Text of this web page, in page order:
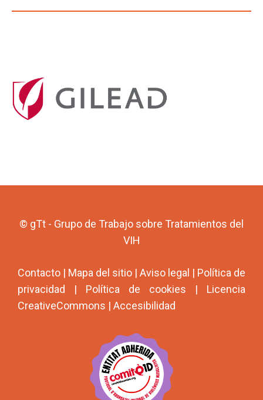
© gTt - Grupo de Trabajo sobre Tratamientos del
VIH
Contacto | Mapa del sitio | Aviso legal | Política de
privacidad | Política de cookies | Licencia
CreativeCommons | Accesibilidad